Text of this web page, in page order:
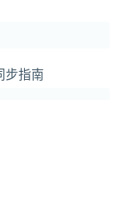
步指南